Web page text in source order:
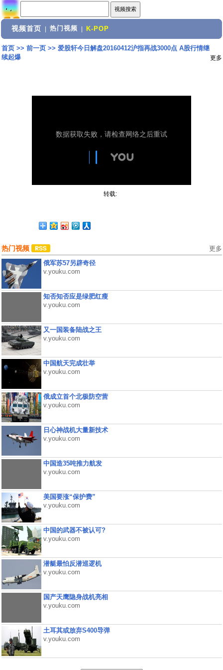
视频首页 热门视频 K-POP
首页>> 前一页>> 爱股轩今日解盘20160412沪指再战3000点 A股行情继
续起爆
更多
转载:
热门视频 更多
俄军苏57另辟奇径
v.youku.com
知否知否应是绿肥红瘦
v.youku.com
又一国装备陆战之王
v.youku.com
中国航天完成壮举
v.youku.com
俄成立首个北极防空营
v.youku.com
日心神战机大量新技术
v.youku.com
中国造35吨推力航发
v.youku.com
美国要涨“保护费”
v.youku.com
中国的武器不被认可?
v.youku.com
潜艇最怕反潜巡逻机
v.youku.com
国产天鹰隐身战机亮相
v.youku.com
土耳其或放弃S400导弹
v.youku.com